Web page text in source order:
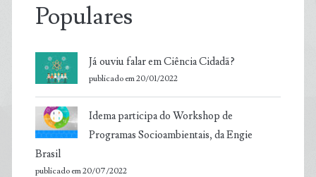
Populares
Já ouviu falar em Ciência Cidadã?
publicado em 20/01/2022
Idema participa do Workshop de
Programas Socioambientais, da Engie
Brasil
publicado em 20/07/2022